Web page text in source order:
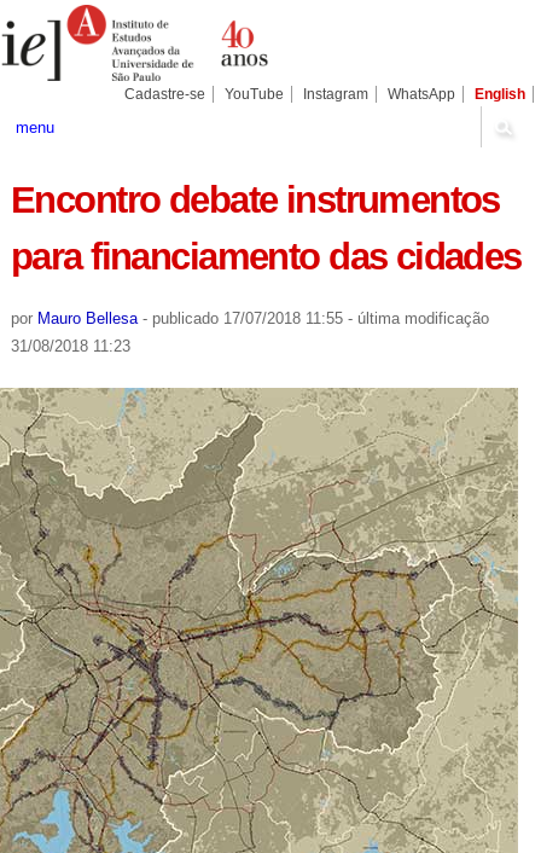
para
conteúdo.
Pessoais
Cadastre-se YouTube Instagram WhatsApp English
menu
Encontro debate instrumentos
para financiamento das cidades
por Mauro Bellesa - publicado17/07/2018 11:55 - última modificação
31/08/2018 11:23